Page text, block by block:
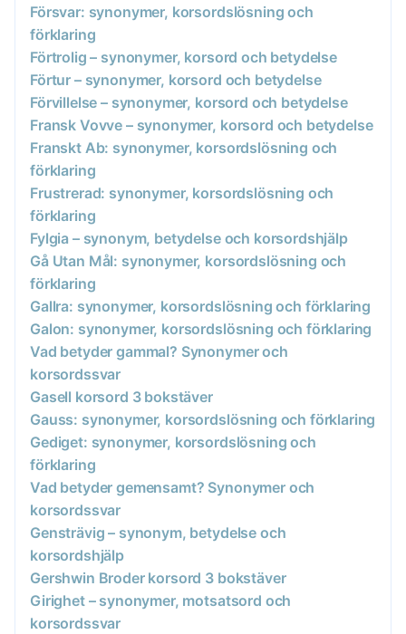
Försvar: synonymer, korsordslösning och
förklaring
Förtrolig – synonymer, korsord och betydelse
Förtur – synonymer, korsord och betydelse
Förvillelse – synonymer, korsord och betydelse
Fransk Vovve – synonymer, korsord och betydelse
Franskt Ab: synonymer, korsordslösning och
förklaring
Frustrerad: synonymer, korsordslösning och
förklaring
Fylgia – synonym, betydelse och korsordshjälp
Gå Utan Mål: synonymer, korsordslösning och
förklaring
Gallra: synonymer, korsordslösning och förklaring
Galon: synonymer, korsordslösning och förklaring
Vad betyder gammal? Synonymer och
korsordssvar
Gasell korsord 3 bokstäver
Gauss: synonymer, korsordslösning och förklaring
Gediget: synonymer, korsordslösning och
förklaring
Vad betyder gemensamt? Synonymer och
korsordssvar
Gensträvig – synonym, betydelse och
korsordshjälp
Gershwin Broder korsord 3 bokstäver
Girighet – synonymer, motsatsord och
korsordssvar